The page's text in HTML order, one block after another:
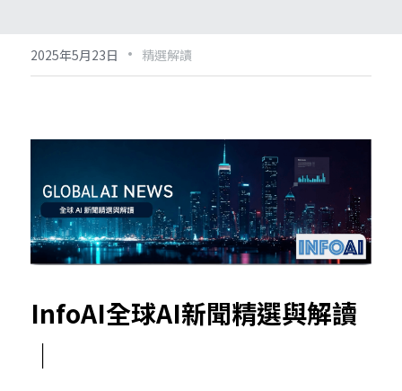
2025年5月23日 · 精選解讀
InfoAI全球AI新聞精選與解讀
｜